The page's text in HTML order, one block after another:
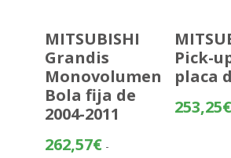
MITSUBISHI
Grandis
Monovolumen
Bola fija de
2004-2011
262,57€ -
Pick-
placa
253,25€